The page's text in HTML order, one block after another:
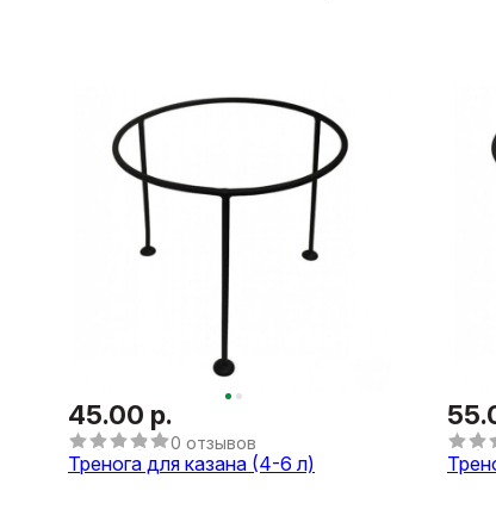
45.00 р.
0 отзывов
Тренога для казана (4-6 л)